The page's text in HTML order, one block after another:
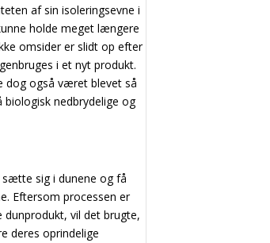
af sin isoleringsevne i
holde meget længere
omsider er slidt op efter
i et nyt produkt.
dog også været blevet så
biologisk nedbrydelige og
sig i dunene og få
Eftersom processen er
vil det brugte,
deres oprindelige